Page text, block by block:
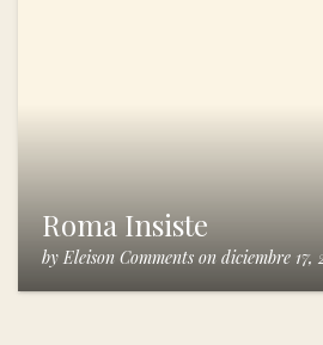
Roma Insiste
by Eleison Comments on diciembre 17,